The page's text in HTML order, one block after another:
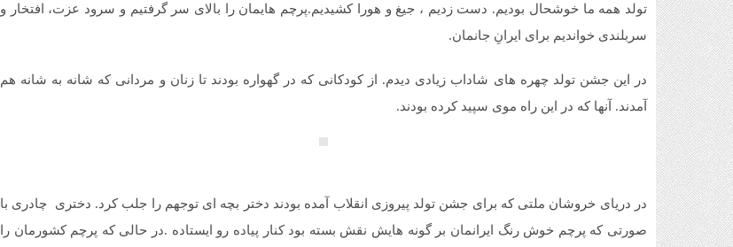
تولد همه ما خوشحال بودیم. دست زدیم ، جیغ و هورا کشیدیم.پرچم هایمان را بالای سر گرفتیم و سرود عزت، افتخار و
سربلندی خواندیم برای ایرانِ جانمان.
در این جشن تولد چهره های شاداب زیادی دیدم. از کودکانی که در گهواره بودند تا زنان و مردانی که شانه به شانه هم
آمدند. آنها که در این راه موی سپید کرده بودند.
در دریای خروشان ملتی که برای جشن تولد پیروزی انقلاب آمده بودند دختر بچه ای توجهم را جلب کرد. دختری چادری با
صورتی که پرچم خوش رنگ ایرانمان بر گونه هایش نقش بسته بود کنار پیاده رو ایستاده .در حالی که پرچم کشورمان را